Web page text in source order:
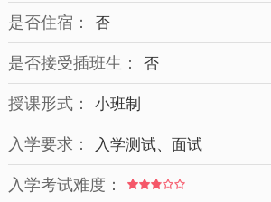
是否住宿： 否
是否接受插班生： 否
授课形式： 小班制
入学要求： 入学测试、面试
入学考试难度：